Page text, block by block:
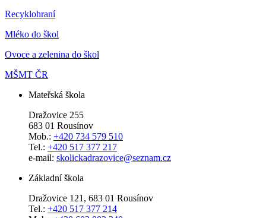
Recyklohraní
Mléko do škol
Ovoce a zelenina do škol
MŠMT ČR
Mateřská škola
Dražovice 255
683 01 Rousínov
Mob.: +420 734 579 510
Tel.: +420 517 377 217
e-mail: skolickadrazovice@seznam.cz
Základní škola
Dražovice 121, 683 01 Rousínov
Tel.: +420 517 377 214